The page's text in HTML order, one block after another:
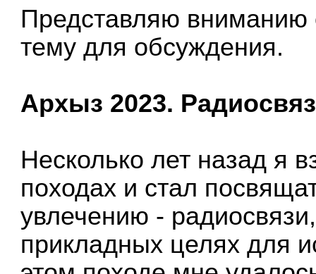
Представляю вниманию
тему для обсуждения.
Архыз 2023.
Несколько лет назад я
походах и стал
увлечению -
прикладных целях для